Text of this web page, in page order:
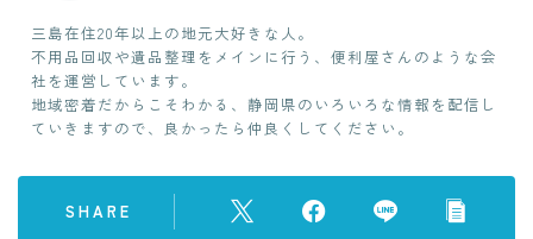
三島在住20年以上の地元大好きな人。
不用品回収や遺品整理をメインに行う、便利屋さんのような会
社を運営しています。
地域密着だからこそわかる、静岡県のいろいろな情報を配信し
ていきますので、良かったら仲良くしてください。
SHARE